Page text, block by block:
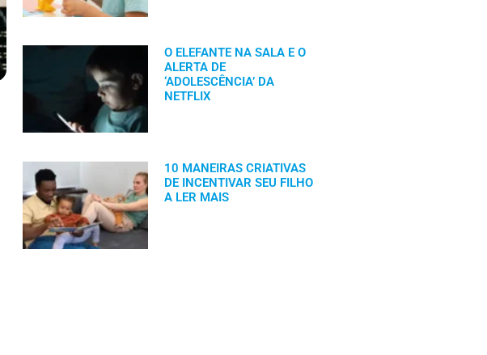
O ELEFANTE NA SALA E O
ALERTA DE
‘ADOLESCÊNCIA’ DA
NETFLIX
10 MANEIRAS CRIATIVAS
DE INCENTIVAR SEU FILHO
A LER MAIS